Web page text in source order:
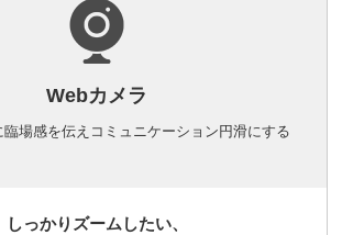
Webカメラ
臨場感を伝えコミュニケーション円滑にする
しっかりズームしたい、